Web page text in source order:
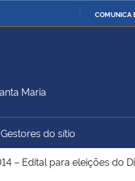
COMUNICA
Ministério da Defesa
Ministério do
Desenvolvimento Regional
Maria
Gestores do sítio
– Edital para eleições do